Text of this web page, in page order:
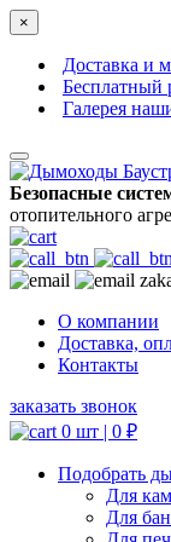
×
Доставка и
Бесплатный
Галерея
Безопасные
отопительного
О компании
Доставка,
Контакты
заказать звонок
0 шт | 0 ₽
Подобрать
Для
Для